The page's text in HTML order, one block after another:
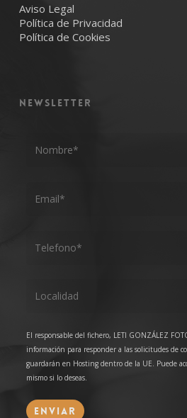
Aviso Legal
Política de Privacidad
Política de Cookies
NEWSLETTER
El responsable del fichero, LETI GONZÁLEZ
información para responder a las solicitudes de
guardarán en Hosting dentro de la UE. Puede
mismo si lo deseas.